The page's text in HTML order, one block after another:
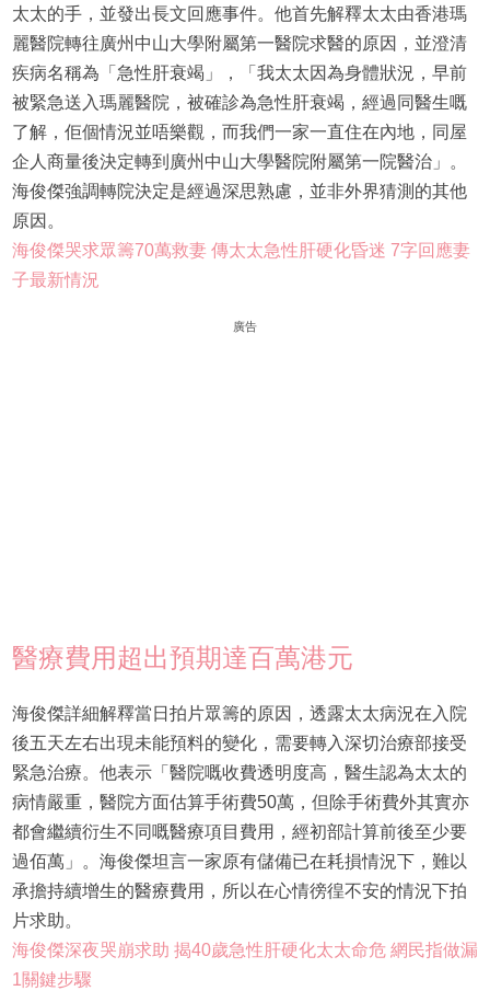
太太的手，並發出長文回應事件。他首先解釋太太由香港瑪
麗醫院轉往廣州中山大學附屬第一醫院求醫的原因，並澄清
疾病名稱為「急性肝衰竭」，「我太太因為身體狀況，早前
被緊急送入瑪麗醫院，被確診為急性肝衰竭，經過同醫生嘅
了解，佢個情況並唔樂觀，而我們一家一直住在內地，同屋
企人商量後決定轉到廣州中山大學醫院附屬第一院醫治」。
海俊傑強調轉院決定是經過深思熟慮，並非外界猜測的其他
原因。
海俊傑哭求眾籌70萬救妻 傳太太急性肝硬化昏迷 7字回應妻
子最新情況
廣告
醫療費用超出預期達百萬港元
海俊傑詳細解釋當日拍片眾籌的原因，透露太太病況在入院
後五天左右出現未能預料的變化，需要轉入深切治療部接受
緊急治療。他表示「醫院嘅收費透明度高，醫生認為太太的
病情嚴重，醫院方面估算手術費50萬，但除手術費外其實亦
都會繼續衍生不同嘅醫療項目費用，經初部計算前後至少要
過佰萬」。海俊傑坦言一家原有儲備已在耗損情況下，難以
承擔持續增生的醫療費用，所以在心情徬徨不安的情況下拍
片求助。
海俊傑深夜哭崩求助 揭40歲急性肝硬化太太命危 網民指做漏
1關鍵步驟